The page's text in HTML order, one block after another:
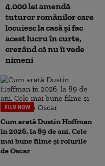
4.000 lei amendă
tuturor românilor care
locuiesc la casă și fac
acest lucru în curte,
crezând că nu îi vede
nimeni
FILM NOW
Cum arată Dustin Hoffman
în 2026, la 89 de ani. Cele
mai bune filme și rolurile
de Oscar